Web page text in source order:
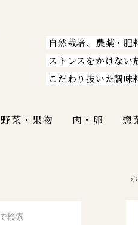
自然栽培、農薬・肥
ストレスをかけない
こだわり抜いた調味
野菜・果物 肉・卵 惣